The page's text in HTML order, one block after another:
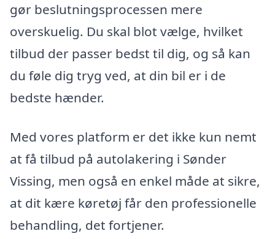
gør beslutningsprocessen mere
overskuelig. Du skal blot vælge, hvilket
tilbud der passer bedst til dig, og så kan
du føle dig tryg ved, at din bil er i de
bedste hænder.
Med vores platform er det ikke kun nemt
at få tilbud på autolakering i Sønder
Vissing, men også en enkel måde at sikre,
at dit kære køretøj får den professionelle
behandling, det fortjener.